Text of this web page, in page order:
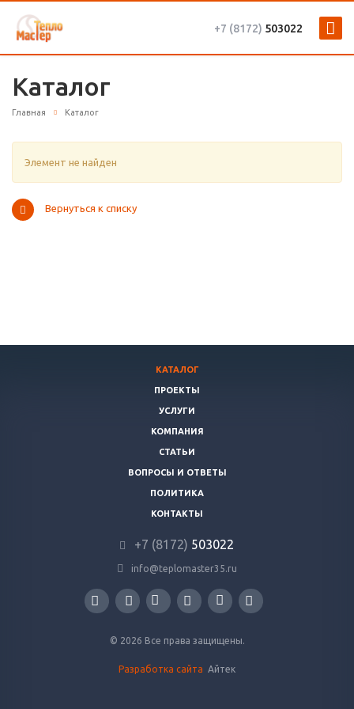
+7 (8172) 503022
Каталог
Главная Каталог
Элемент не найден
Вернуться к списку
КАТАЛОГ
ПРОЕКТЫ
УСЛУГИ
КОМПАНИЯ
СТАТЬИ
ВОПРОСЫ И ОТВЕТЫ
ПОЛИТИКА
КОНТАКТЫ
+7 (8172) 503022
info@teplomaster35.ru
© 2026 Все права защищены.
Разработка сайта Айтек